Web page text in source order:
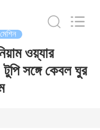
ওয়্যার
সঙ্গে কেবল ঘুর